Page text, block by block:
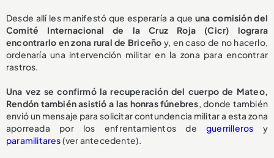
Desde allí les manifestó que esperaría a que una comisión del
Comité Internacional de la Cruz Roja (Cicr) lograra
encontrarlo en zona rural de Briceño y, en caso de no hacerlo,
ordenaría una intervención militar en la zona para encontrar
rastros.
Una vez se confirmó la recuperación del cuerpo de Mateo,
Rendón también asistió a las honras fúnebres, donde también
envió un mensaje para solicitar contundencia militar a esta zona
aporreada por los enfrentamientos deguerrilleros y
paramilitares(ver antecedente).